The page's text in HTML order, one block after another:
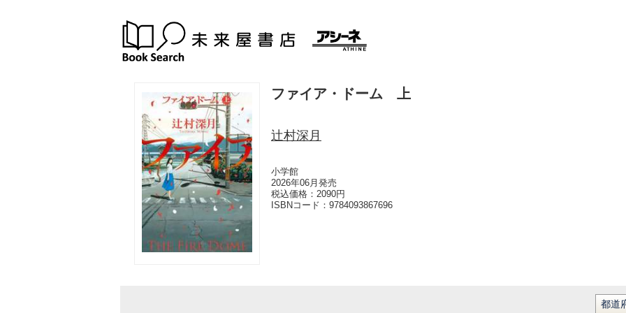
ファイア・ドーム 上
辻村深月
小学館
2026年06月発売
税込価格：2090円
ISBNコード： 9784093867696